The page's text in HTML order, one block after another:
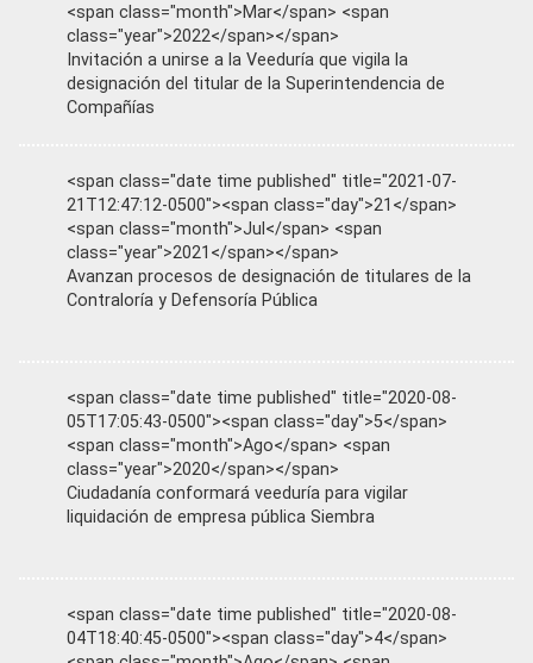
<span class="month">Mar</span> <span
class="year">2022</span></span>
Invitación a unirse a la Veeduría que vigila la
designación del titular de la Superintendencia de
Compañías
<span class="date time published" title="2021-07-
21T12:47:12-0500"><span class="day">21</span>
<span class="month">Jul</span> <span
class="year">2021</span></span>
Avanzan procesos de designación de titulares de la
Contraloría y Defensoría Pública
<span class="date time published" title="2020-08-
05T17:05:43-0500"><span class="day">5</span>
<span class="month">Ago</span> <span
class="year">2020</span></span>
Ciudadanía conformará veeduría para vigilar
liquidación de empresa pública Siembra
<span class="date time published" title="2020-08-
04T18:40:45-0500"><span class="day">4</span>